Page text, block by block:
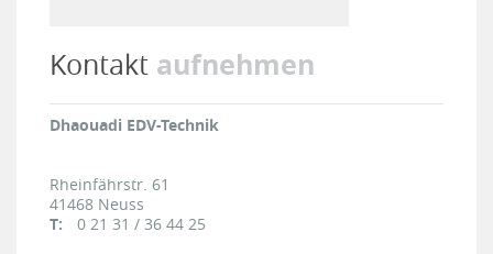
Kontakt aufnehmen
Dhaouadi EDV-Technik
Rheinfährstr. 61
41468 Neuss
T:
0 21 31 / 36 44 25